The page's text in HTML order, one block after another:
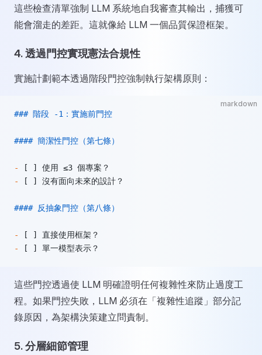
這些檢查清單強制 LLM 系統地自我審查其輸出，捕獲可
能會溜走的差距。這就像給 LLM 一個品質保證框架。
4.透過門控實現憲法合規性
實施計劃範本透過階段門控強制執行架構原則：
markdown
### 階段 -1：實施前門控
#### 簡潔性門控（第七條）
-
[ ] 使用 ≤3 個專案？
-
[ ] 沒有面向未來的設計？
#### 反抽象門控（第八條）
-
[ ] 直接使用框架？
-
[ ] 單一模型表示？
這些門控透過使 LLM 明確證明任何複雜性來防止過度工
程。如果門控失敗，LLM 必須在「複雜性追蹤」部分記
錄原因，為架構決策建立問責制。
5.分層細節管理